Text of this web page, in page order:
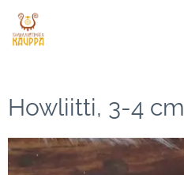
Howliitti, 3-4 cm